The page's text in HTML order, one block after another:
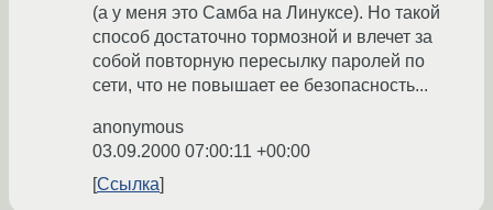
(а у меня это Самба на Линуксе). Но такой
способ достаточно тормозной и влечет за
собой повторную пересылку паролей по
сети, что не повышает ее безопасность...
anonymous
03.09.2000 07:00:11 +00:00
Ссылка